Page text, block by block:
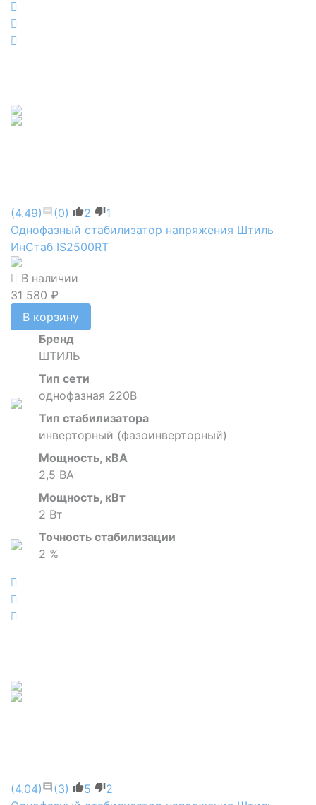
(4.49) (0) 2
1
Однофазный стабилизатор напряжения Штиль
ИнСтаб IS2500RT
В наличии
31 580 ₽
В корзину
Бренд
ШТИЛЬ
Тип сети
однофазная 220В
Тип стабилизатора
инверторный (фазоинверторный)
Мощность, кВА
2,5 ВА
Мощность, кВт
2 Вт
Точность стабилизации
2 %
(4.04) (3) 5
2